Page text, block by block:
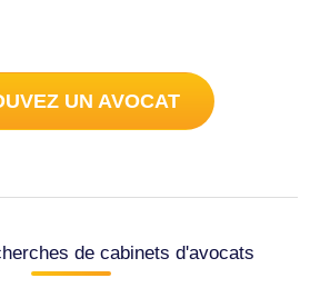
UN AVOCAT
de cabinets d'avocats